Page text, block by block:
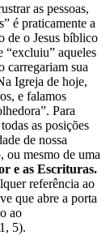
as pessoas,
é praticamente a
de o Jesus bíblico
“excluiu” aqueles
carregariam sua
Igreja de hoje,
e falamos
Para
as posições
de nossa
ou mesmo de uma
e as Escrituras.
referência ao
que abre a porta
ao
5).